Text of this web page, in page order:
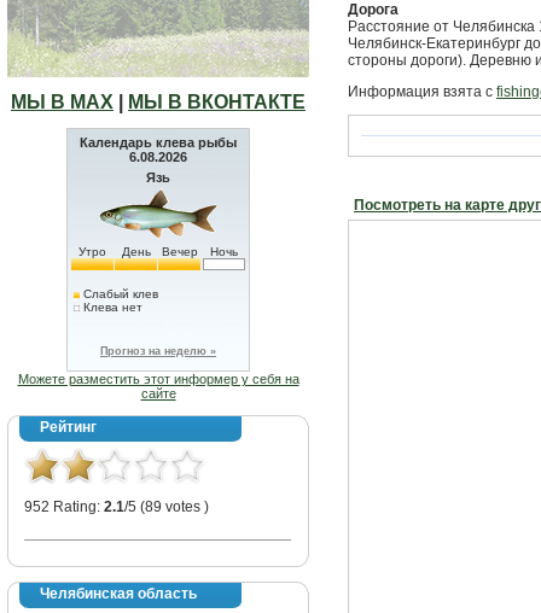
МЫ В МАХ МЫ В ВКОНТАКТЕ
Календарь клева рыбы
6.08.2026
Язь
Утро День Вечер Ночь
Слабый клев
Клева нет
Прогноз на неделю »
Можете разместить этот информер у себя на
сайте
Рейтинг
952 Rating: 2.1/5 (89 votes )
Челябинская область
Дорога
Расстояние от Челябинска
Челябинск-Екатеринбург
стороны дороги). Деревню
Информация взята с
Посмотреть на карте